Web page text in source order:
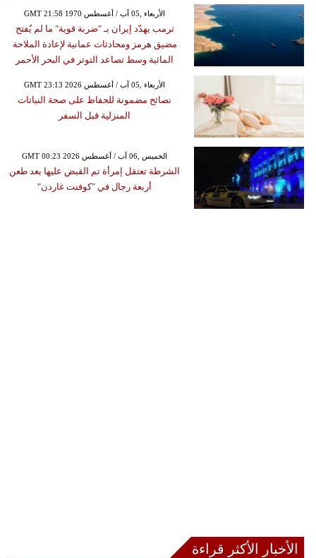
GMT 21:58 1970 الأربعاء ,05 آب / أغسطس
ترمب يهدّد إيران بـ "ضربة قوية" ما لم يُفتح
مضيق هرمز ومحادثات عمانية لإعادة الملاحة
المائية وسط تصاعد التوتر في البحر الأحمر
GMT 23:13 2026 الأربعاء ,05 آب / أغسطس
نصائح مضمونة للحفاظ على صحة النباتات
المنزلية قبل السفر
GMT 00:23 2026 الخميس ,06 آب / أغسطس
الشرطة تعتقل إمرأة تم القبض عليها بعد طعن
أربعة رجال في "كوفنت غاردن"
الأخبار الأكثر قراءة